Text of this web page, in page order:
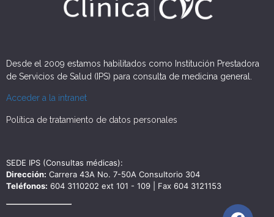
Desde el 2009 estamos habilitados como Institución Prestadora
de Servicios de Salud (IPS) para consulta de medicina general.
Acceder a la intranet
Política de tratamiento de datos personales
SEDE IPS (Consultas médicas):
Dirección: Carrera 43A No. 7-50A Consultorio 304
Teléfonos: 604 3110202 ext 101 - 109 | Fax 604 3121153